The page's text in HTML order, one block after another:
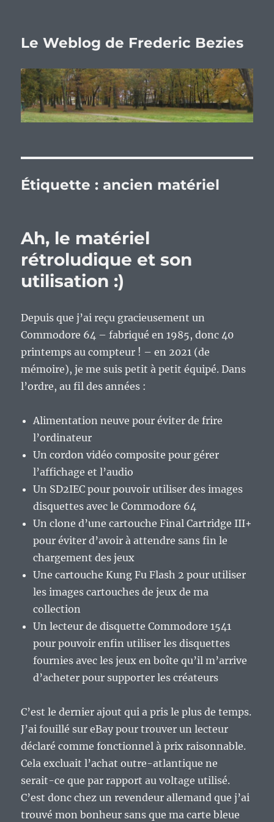
Le Weblog de Frederic Bezies
Étiquette : ancien matériel
Ah, le matériel
rétroludique et son
utilisation :)
Depuis que j’ai reçu gracieusement un
Commodore 64 – fabriqué en 1985, donc 40
printemps au compteur ! – en 2021 (de
mémoire), je me suis petit à petit équipé. Dans
l’ordre, au fil des années :
Alimentation neuve pour éviter de frire
l’ordinateur
Un cordon vidéo composite pour gérer
l’affichage et l’audio
Un SD2IEC pour pouvoir utiliser des images
disquettes avec le Commodore 64
Un clone d’une cartouche Final Cartridge III+
pour éviter d’avoir à attendre sans fin le
chargement des jeux
Une cartouche Kung Fu Flash 2 pour utiliser
les images cartouches de jeux de ma
collection
Un lecteur de disquette Commodore 1541
pour pouvoir enfin utiliser les disquettes
fournies avec les jeux en boîte qu’il m’arrive
d’acheter pour supporter les créateurs
C’est le dernier ajout qui a pris le plus de temps.
J’ai fouillé sur eBay pour trouver un lecteur
déclaré comme fonctionnel à prix raisonnable.
Cela excluait l’achat outre-atlantique ne
serait-ce que par rapport au voltage utilisé.
C’est donc chez un revendeur allemand que j’ai
trouvé mon bonheur sans que ma carte bleue